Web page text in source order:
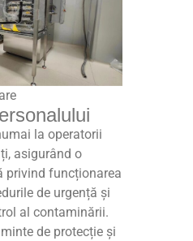
la operatorii
asigurând o
privind funcționarea
de urgență și
al contaminării.
de protecție și